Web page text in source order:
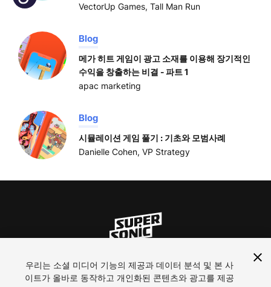
VectorUp Games, Tall Man Run
Blog
메가 히트 게임이 광고 소재를 이용해 장기적인
수익을 창출하는 비결 - 파트 1
apac marketing
Blog
시뮬레이션 게임 풀기 : 기초와 모범사례
Danielle Cohen, VP Strategy
ln inst yt
우리는 소셜 미디어 기능의 제공과 데이터 분석 및 본 사
이트가 올바로 동작하고 개인화된 콘텐츠와 광고를 제공